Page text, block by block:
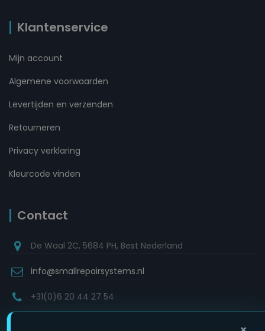
Klantenservice
Mijn account
Algemene voorwaarden
Levertijden en verzenden
Retourneren
Privacy verklaring
Kleurcode vinden
Contact
De Waal 2C, 5684 PH, Best Nederland
info@smallrepairsystems.nl
+31(0)6 20 44 27 54